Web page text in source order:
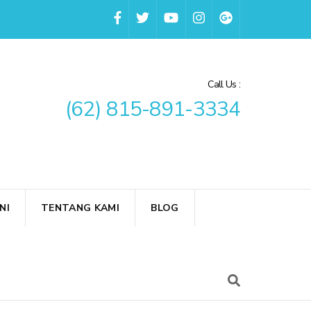
Call Us :
(62) 815-891-3334
TENTANG KAMI BLOG